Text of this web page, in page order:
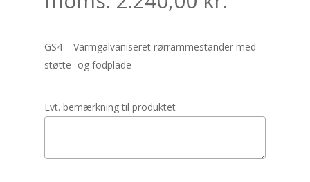
GS4 – Varmgalvaniseret rørrammestander med
støtte- og fodplade
Evt. bemærkning til produktet